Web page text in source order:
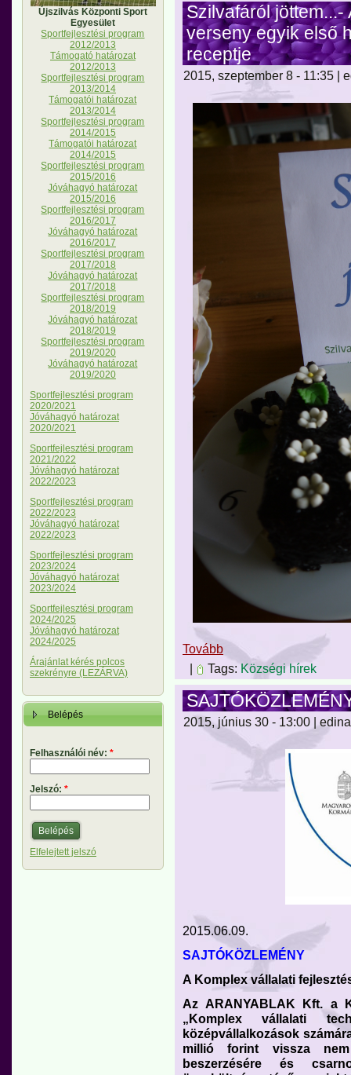
Újszilvás Központi Sport
Egyesület
Sportfejlesztési program
2012/2013
Támogató határozat
2012/2013
Sportfejlesztési program
2013/2014
Támogatói határozat
2013/2014
Sportfejlesztési program
2014/2015
Támogatói határozat
2014/2015
Sportfejlesztési program
2015/2016
Jóváhagyó határozat
2015/2016
Sportfejlesztési program
2016/2017
Jóváhagyó határozat
2016/2017
Sportfejlesztési program
2017/2018
Jóváhagyó határozat
2017/2018
Sportfejlesztési program
2018/2019
Jóváhagyó határozat
2018/2019
Sportfejlesztési program
2019/2020
Jóváhagyó határozat
2019/2020
Sportfejlesztési program
2020/2021
Jóváhagyó határozat
2020/2021
Sportfejlesztési program
2021/2022
Jóváhagyó határozat
2022/2023
Sportfejlesztési program
2022/2023
Jóváhagyó határozat
2022/2023
Sportfejlesztési program
2023/2024
Jóváhagyó határozat
2023/2024
Sportfejlesztési program
2024/2025
Jóváhagyó határozat
2024/2025
Árajánlat kérés polcos
szekrényre (LEZÁRVA)
Belépés
Felhasználói név: *
Jelszó: *
Elfelejtett jelszó
Szilvafáról
verseny egyik első
receptje
2015, szeptember 8 - 11:35 |
Tovább
|
Tags: Községi hírek
2015, június 30 - 13:00 | edina
2015.06.09.
SAJTÓKÖZLEMÉNY
A Komplex vállalati
Az ARANYABLAK Kft. a
„Komplex vállalati
középvállalkozások
millió forint vissza
beszerzésére és